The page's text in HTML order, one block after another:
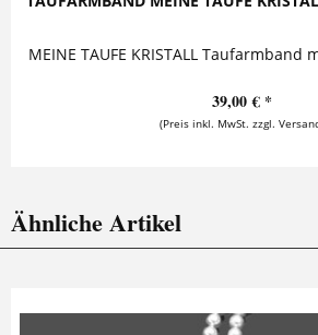
39,00 € *
(Preis inkl. MwSt. zzgl.
Ähnliche Artikel